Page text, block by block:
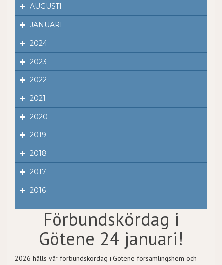
AUGUSTI
JANUARI
2024
2023
2022
2021
2020
2019
2018
2017
2016
Förbundskördag i
Götene 24 januari!
2026 hålls vår förbundskördag i Götene församlingshem och